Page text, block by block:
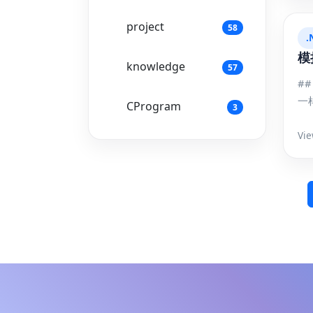
project 58
knowledge 57
CProgram 3
## 模拟鼠标点击 ``` 模拟鼠标点击大概率
一